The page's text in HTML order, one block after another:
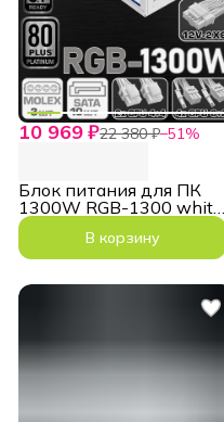
10 969 ₽22 380 ₽−51%
Блок питания для ПК
1300W RGB-1300 white
80+ Platinum
В корзину